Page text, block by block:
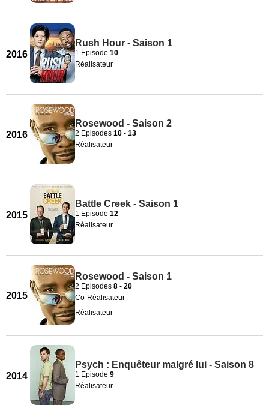
2016
Rush Hour - Saison 1
1 Episode 10
Réalisateur
2016
Rosewood - Saison 2
2 Episodes 10 - 13
Réalisateur
2015
Battle Creek - Saison 1
1 Episode 12
Réalisateur
2015
Rosewood - Saison 1
2 Episodes 8 - 20
Co-Réalisateur
Réalisateur
2014
Psych : Enquêteur malgré lui - Saison 8
1 Episode 9
Réalisateur